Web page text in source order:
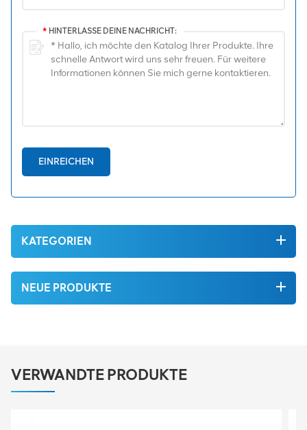
* HINTERLASSE DEINE NACHRICHT:
EINREICHEN
KATEGORIEN
NEUE PRODUKTE
VERWANDTE PRODUKTE